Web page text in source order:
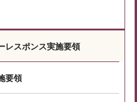
レスポンス実施要領
要領